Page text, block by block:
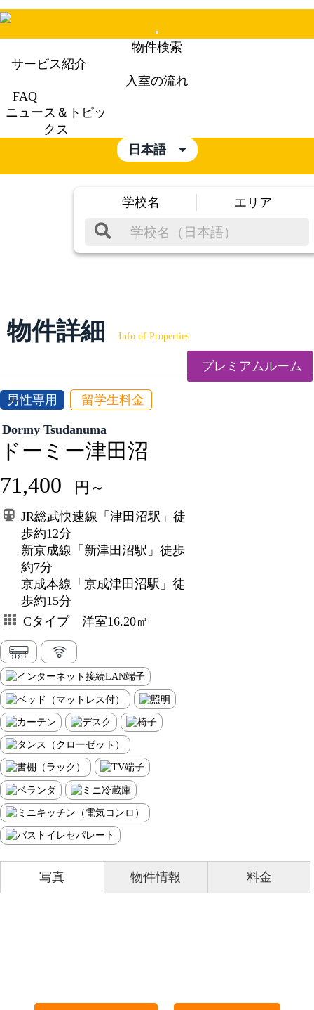
Mobile
Menu
物件検索
サービス紹介
入室の流れ
FAQ
ニュース＆トピッ
クス
日本語
学校名 エリア
物件詳細 Info of Properties
プレミアムルーム
男性専用 留学生料金
Dormy Tsudanuma
ドーミー津田沼
71,400 円～
JR総武快速線「津田沼駅」徒
歩約12分
新京成線「新津田沼駅」徒歩
約7分
京成本線「京成津田沼駅」徒
歩約15分
Cタイプ 洋室16.20㎡
写真 物件情報 料金